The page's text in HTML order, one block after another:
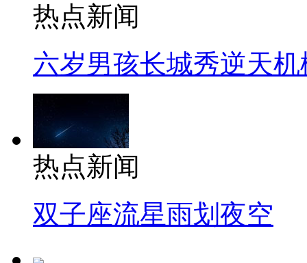
热点新闻
六岁男孩长城秀逆天机
热点新闻
双子座流星雨划夜空